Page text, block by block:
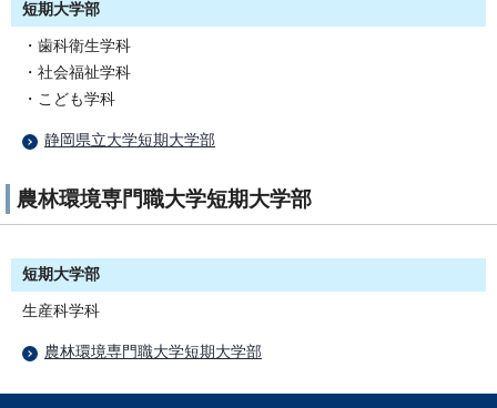
短期大学部
・歯科衛生学科
・社会福祉学科
・こども学科
静岡県立大学短期大学部
農林環境専門職大学短期大学部
短期大学部
生産科学科
農林環境専門職大学短期大学部